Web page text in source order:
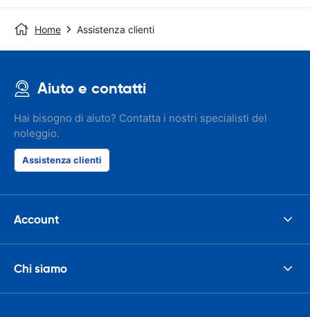
Home Assistenza clienti
Aiuto e contatti
Hai bisogno di aiuto? Contatta i nostri specialisti del
noleggio.
Assistenza clienti
Account
Chi siamo